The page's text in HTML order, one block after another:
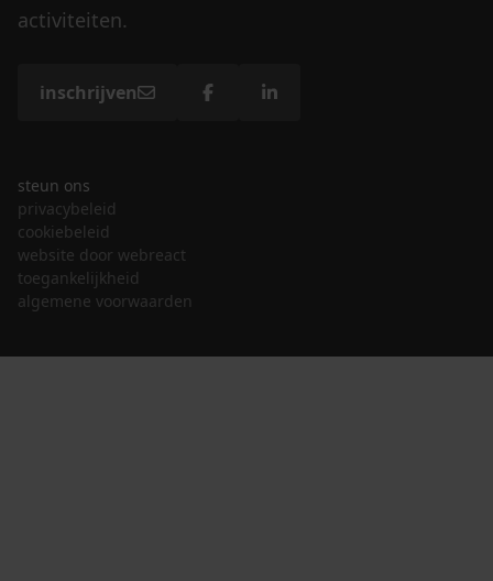
activiteiten.
inschrijven
steun ons
privacybeleid
cookiebeleid
website door webreact
toegankelijkheid
algemene voorwaarden